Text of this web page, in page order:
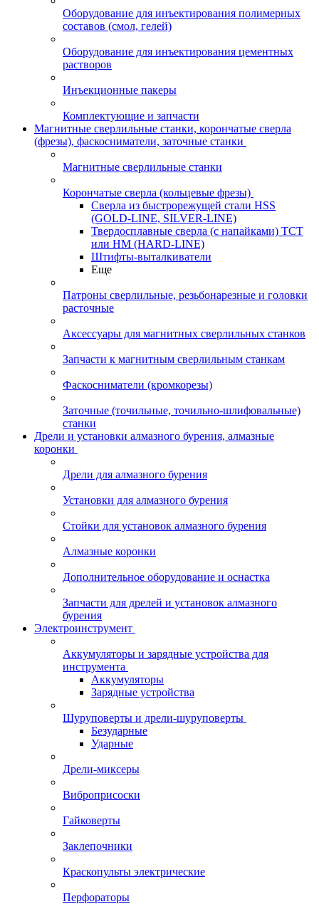
Оборудование для инъектирования полимерных
составов (смол, гелей)
Оборудование для инъектирования цементных
растворов
Инъекционные пакеры
Комплектующие и запчасти
Магнитные сверлильные станки, корончатые сверла
(фрезы), фаскосниматели, заточные станки
Магнитные сверлильные станки
Корончатые сверла (кольцевые фрезы)
Сверла из быстрорежущей стали HSS
(GOLD-LINE, SILVER-LINE)
Твердосплавные сверла (с напайками) ТСТ
или HM (HARD-LINE)
Штифты-выталкиватели
Еще
Патроны сверлильные, резьбонарезные и головки
расточные
Аксессуары для магнитных сверлильных станков
Запчасти к магнитным сверлильным станкам
Фаскосниматели (кромкорезы)
Заточные (точильные, точильно-шлифовальные)
станки
Дрели и установки алмазного бурения, алмазные
коронки
Дрели для алмазного бурения
Установки для алмазного бурения
Стойки для установок алмазного бурения
Алмазные коронки
Дополнительное оборудование и оснастка
Запчасти для дрелей и установок алмазного
бурения
Электроинструмент
Аккумуляторы и зарядные устройства для
инструмента
Аккумуляторы
Зарядные устройства
Шуруповерты и дрели-шуруповерты
Безударные
Ударные
Дрели-миксеры
Виброприсоски
Гайковерты
Заклепочники
Краскопульты электрические
Перфораторы